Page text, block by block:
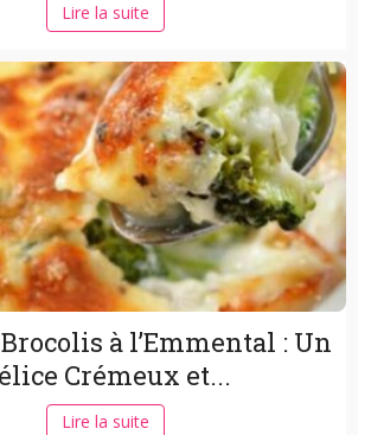
Lire la suite
à l’Emmental : Un
Crémeux et...
Lire la suite